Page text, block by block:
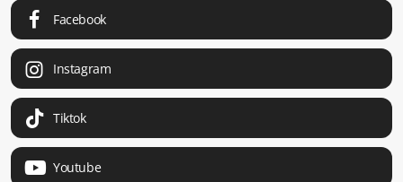
Facebook
Instagram
Tiktok
Youtube